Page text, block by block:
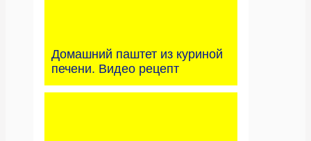
Домашний паштет из куриной
печени. Видео рецепт